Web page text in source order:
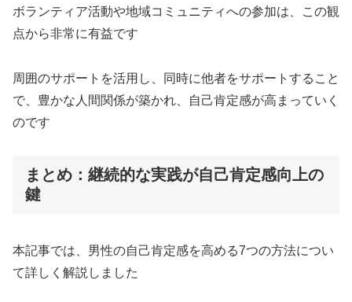
ボランティア活動や地域コミュニティへの参加は、この観
点から非常に有益です
周囲のサポートを活用し、同時に他者をサポートすること
で、豊かな人間関係が築かれ、自己肯定感が高まっていく
のです
まとめ：継続的な実践が自己肯定感向上の
鍵
本記事では、男性の自己肯定感を高める7つの方法につい
て詳しく解説しました